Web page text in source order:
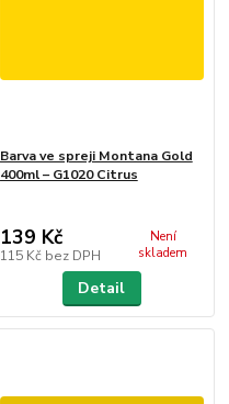
Barva ve spreji Montana Gold
400ml – G1020 Citrus
139 Kč
115 Kč bez DPH
Není
skladem
Detail